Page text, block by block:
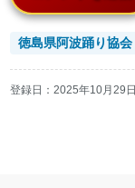
徳島県阿波踊り協会
登録日：2025年10月29日